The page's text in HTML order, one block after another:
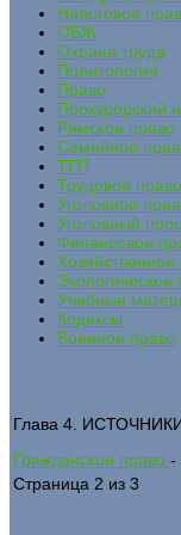
Налоговое
ОБЖ
Охрана труда
Политология
Право
Прокурорский
Римское право
Семейное
ТГП
Трудовое право
Уголовное
Уголовный
Финансовое
Хозяйственное
Экологическое
Учебные
Кодексы
Военное право
Глава 4.
Гражданское право -
Страница 2 из 3